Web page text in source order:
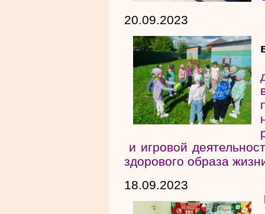
20.09.2023
и игровой
здорового образа
18.09.2023